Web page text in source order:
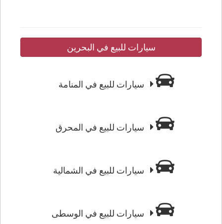
سيارات للبيع في البحرين
سيارات للبيع في المنامة
سيارات للبيع في المحرق
سيارات للبيع في الشمالية
سيارات للبيع في الوسطى